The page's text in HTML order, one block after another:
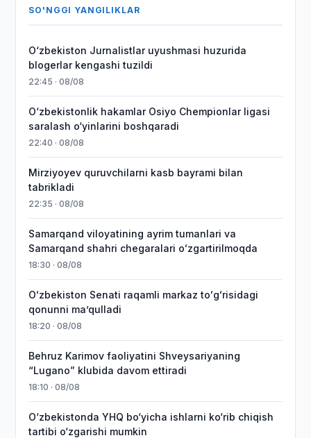
SO'NGGI YANGILIKLAR
O‘zbekiston Jurnalistlar uyushmasi huzurida
blogerlar kengashi tuzildi
22:45 · 08/08
O‘zbekistonlik hakamlar Osiyo Chempionlar ligasi
saralash o‘yinlarini boshqaradi
22:40 · 08/08
Mirziyoyev quruvchilarni kasb bayrami bilan
tabrikladi
22:35 · 08/08
Samarqand viloyatining ayrim tumanlari va
Samarqand shahri chegaralari oʻzgartirilmoqda
18:30 · 08/08
Oʻzbekiston Senati raqamli markaz toʻgʻrisidagi
qonunni maʼqulladi
18:20 · 08/08
Behruz Karimov faoliyatini Shveysariyaning
“Lugano” klubida davom ettiradi
18:10 · 08/08
O‘zbekistonda YHQ bo‘yicha ishlarni ko‘rib chiqish
tartibi o‘zgarishi mumkin